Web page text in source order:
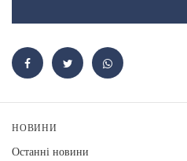
НОВИНИ
Останні новини